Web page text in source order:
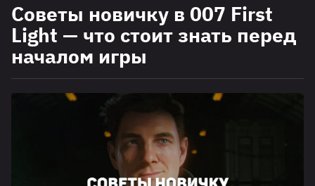
Советы новичку в 007 First
Light — что стоит знать перед
началом игры